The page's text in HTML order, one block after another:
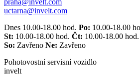
praha@invelt.com
uctarna@invelt.com
Dnes 10.00-18.00 hod. Po: 10.00-18.00
St: 10.00-18.00 hod. Čt: 10.00-18.00 hod.
So: Zavřeno Ne: Zavřeno
Pohotovostní servisní vozidlo
invelt